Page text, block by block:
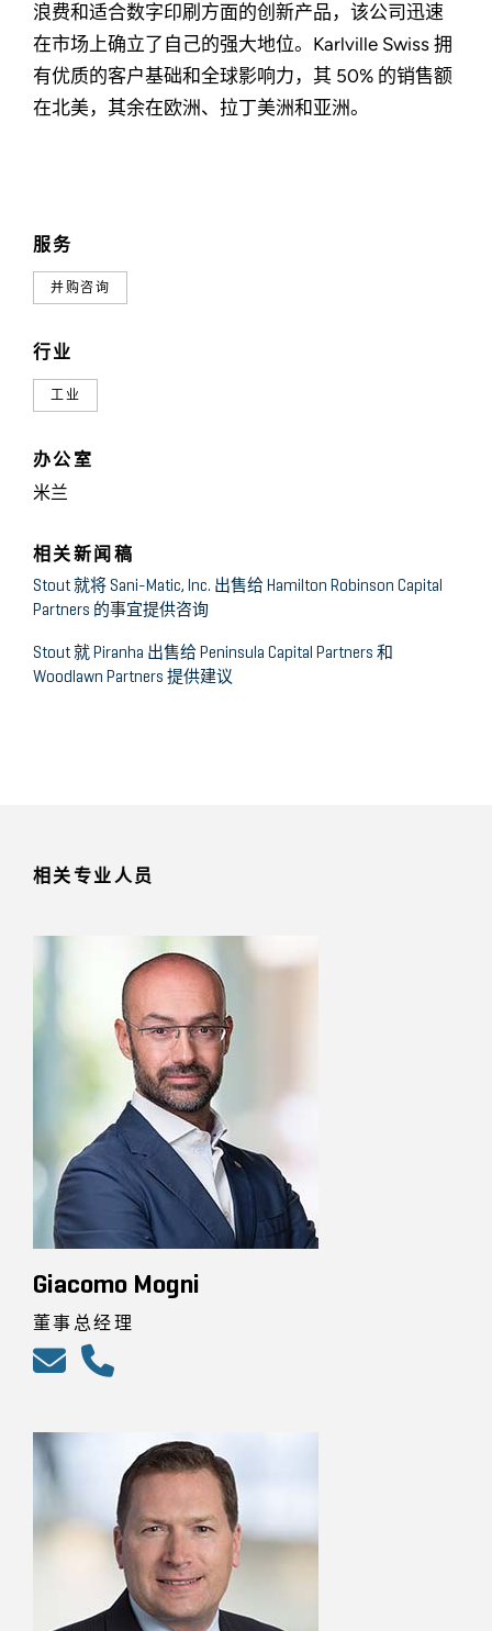
服务
并购咨询
行业
工业
办公室
米兰
相关新闻稿
Stout 就将 Sani-Matic, Inc. 出售给 Hamilton Robinson Capital
Partners 的事宜提供咨询
Stout 就 Piranha 出售给 Peninsula Capital Partners 和
Woodlawn Partners 提供建议
浪费和适合数字印刷方面的创新产品，该公司迅速
在市场上确立了自己的强大地位。Karlville Swiss 拥
有优质的客户基础和全球影响力，其 50% 的销售额
在北美，其余在欧洲、拉丁美洲和亚洲。
相关专业人员
Giacomo Mogni
董事总经理